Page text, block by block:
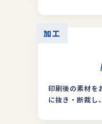
加工
印刷後の素材を
に抜き・断裁し